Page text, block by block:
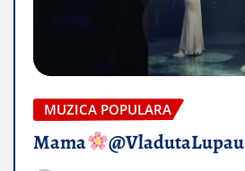
MUZICA POPULARA
Mama @VladutaLupau